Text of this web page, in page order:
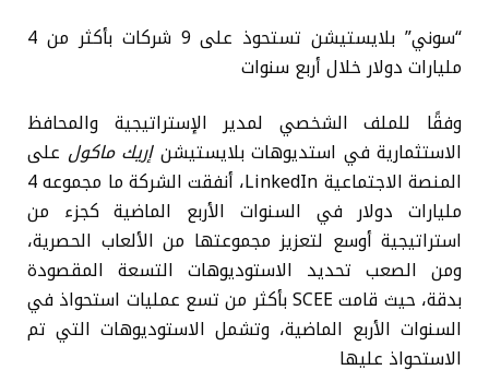
“سوني” بلايستيشن تستحوذ على 9 شركات بأكثر من 4
مليارات دولار خلال أربع سنوات
وفقًا للملف الشخصي لمدير الإستراتيجية والمحافظ
الاستثمارية في استديوهات بلايستيشنإريك ماكول على
المنصة الاجتماعية LinkedIn، أنفقت الشركة ما مجموعه 4
مليارات دولار في السنوات الأربع الماضية كجزء من
استراتيجية أوسع لتعزيز مجموعتها من الألعاب الحصرية،
ومن الصعب تحديد الاستوديوهات التسعة المقصودة
بدقة، حيث قامت SCEE بأكثر من تسع عمليات استحواذ في
السنوات الأربع الماضية، وتشمل الاستوديوهات التي تم
الاستحواذ عليها